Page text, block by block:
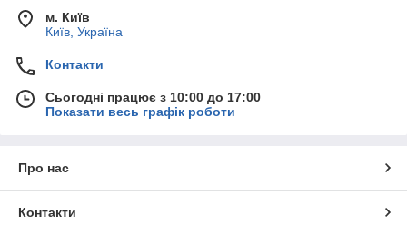
м. Київ
Київ, Україна
Контакти
Сьогодні працює з 10:00 до 17:00
Показати весь графік роботи
Про нас
Контакти